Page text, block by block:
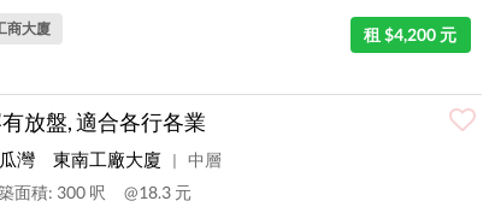
租 $4,200 元
商大廈
放盤, 適合各行各業
灣 東南工廠大廈 |
中層
面積: 300 呎
@18.3 元